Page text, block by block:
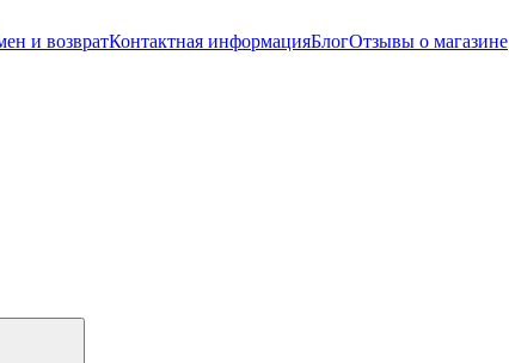
и возвратКонтактная информацияБлогОтзывы о магазине